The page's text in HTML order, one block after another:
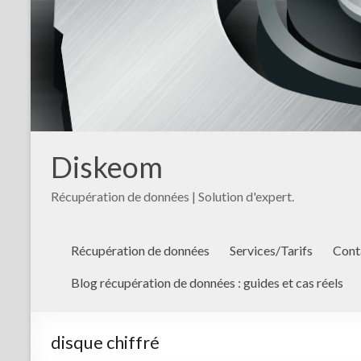
Diskeom
Récupération de données | Solution d'expert.
Récupération de données Services/Tarifs
Blog récupération de données : guides et cas réels
disque chiffré